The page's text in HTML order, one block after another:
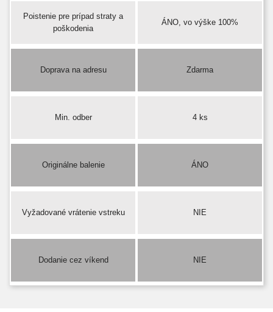
Poistenie pre prípad straty a
poškodenia
ÁNO, vo výške 100%
Doprava na adresu Zdarma
Min. odber 4 ks
Originálne balenie ÁNO
Vyžadované vrátenie vstreku NIE
Dodanie cez víkend NIE